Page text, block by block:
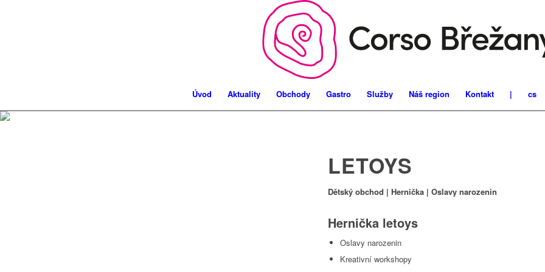
Úvod Aktuality Obchody Gastro Služby Náš region Kontakt | cs
LETOYS
Dětský obchod | Hernička | Oslavy narozenin
Hernička letoys
Oslavy narozenin
Kreativní workshopy